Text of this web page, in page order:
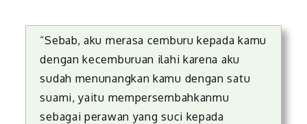
“Sebab, aku merasa cemburu kepada kamu
dengan kecemburuan ilahi karena aku
sudah menunangkan kamu dengan satu
suami, yaitu mempersembahkanmu
sebagai perawan yang suci kepada